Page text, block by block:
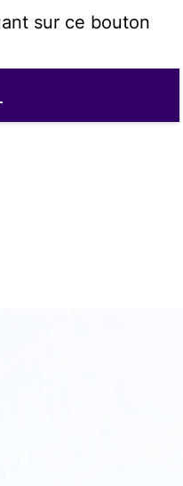
sur ce bouton